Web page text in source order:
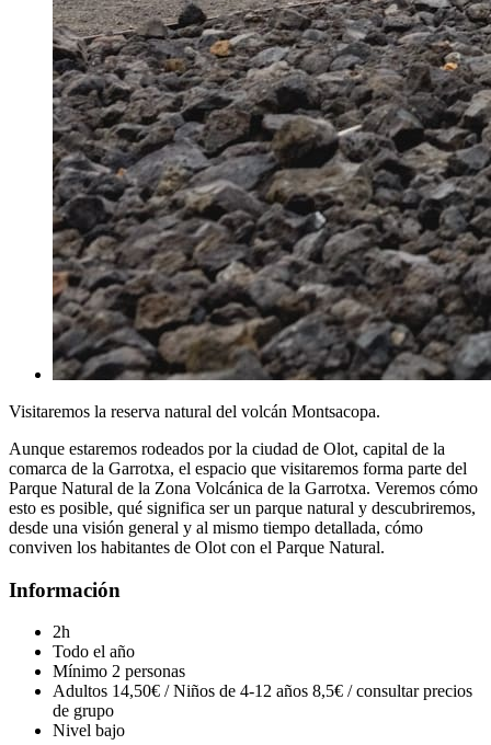
Visitaremos la reserva natural del volcán Montsacopa.
Aunque estaremos rodeados por la ciudad de Olot, capital de la
comarca de la Garrotxa, el espacio que visitaremos forma parte del
Parque Natural de la Zona Volcánica de la Garrotxa. Veremos cómo
esto es posible, qué significa ser un parque natural y descubriremos,
desde una visión general y al mismo tiempo detallada, cómo
conviven los habitantes de Olot con el Parque Natural.
Información
2h
Todo el año
Mínimo 2 personas
Adultos 14,50€ / Niños de 4-12 años 8,5€ / consultar precios
de grupo
Nivel bajo